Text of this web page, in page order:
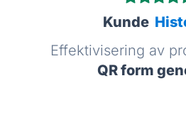
Kunde
Effektivisering av
QR form